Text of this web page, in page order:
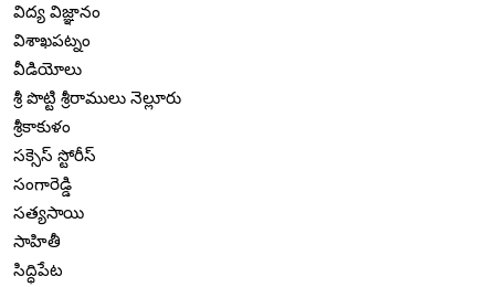
విద్య విజ్ఞానం
విశాఖపట్నం
వీడియోలు
శ్రీ పొట్టి శ్రీరాములు నెల్లూరు
శ్రీకాకుళం
సక్సెస్ స్టోరీస్
సంగారెడ్డి
సత్యసాయి
సాహితీ
సిద్ధిపేట